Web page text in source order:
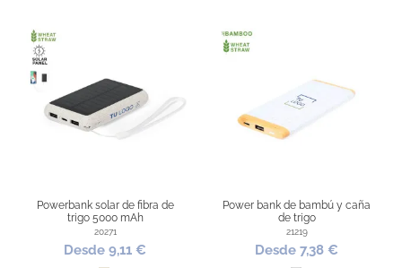
Powerbank solar de fibra de
trigo 5000 mAh
20271
Desde 9,11 €
Power bank de bambú y caña
de trigo
21219
Desde 7,38 €